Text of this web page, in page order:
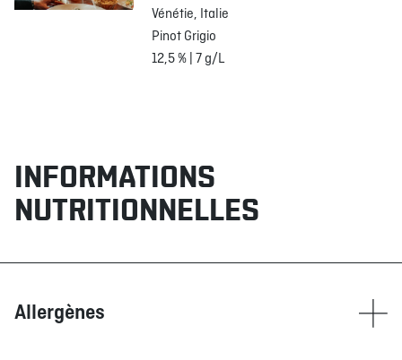
Vénétie, Italie
Pinot Grigio
12,5 % | 7 g/L
INFORMATIONS
NUTRITIONNELLES
Allergènes